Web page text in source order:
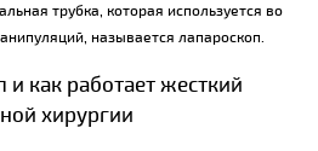
трубка, которая используется во
называется лапароскоп.
и как работает жесткий
хирургии